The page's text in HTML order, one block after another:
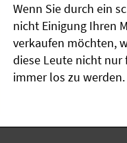
Wenn Sie durch ein
nicht Einigung Ihren
verkaufen möchten,
diese Leute nicht
immer los zu werden.